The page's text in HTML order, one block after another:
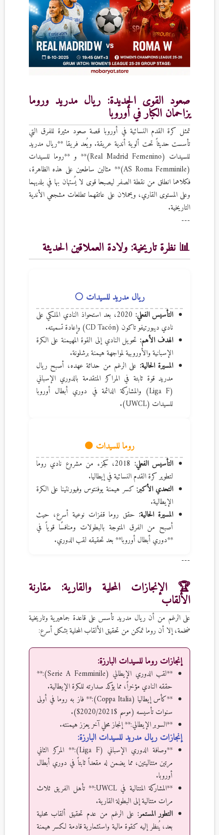
صعود القوى الجديدة: ريال مدريد وروما
يزاحمان الكبار في أوروبا
تمثل كرة القدم النسائية في أوروبا قصة صعود مثيرة للفرق التي
تأسست حديثاً تحت ألوية أندية عريقة. ويُعد فريقا **ريال مدريد
للسيدات (Real Madrid Femenino)** و **روما للسيدات
(AS Roma Femminile)** مثالين ساطعين على هذه الظاهرة،
فكلاهما انطلق من نقطة الصفر ليصبحا قوى لا يُستهان بها في بلديهما
وعلى المستوى القاري، ويحملان على عاتقهما تطلعات مشجعي الأندية
التاريخية.
---
📊 نظرة تاريخية: ولادة العملاقين الحديثة
ريال مدريد للسيدات ⚪
التأسيس الفعلي:
2020، بعد استحواذ النادي الملكي على
نادي ديبورتيفو تاكون (CD Tacón) وإعادة تسميته.
الهدف الأهم: تحويل النادي إلى القوة المهيمنة على الكرة
الإسبانية والأوروبية لمواجهة هيمنة برشلونة.
المسيرة الحالية: على الرغم من حداثة عهده، أصبح ريال
مدريد قوة ثابتة في المراكز المتقدمة بالدوري الإسباني
(Liga F) والمشاركة الدائمة في دوري أبطال أوروبا
للسيدات (UWCL).
روما للسيدات 🟠
التأسيس الفعلي:
2018، كجزء من مشروع نادي روما
لتطوير كرة القدم النسائية في إيطاليا.
التحدي الأكبر:كسر هيمنة يوفنتوس وفيورنتينا على الكرة
الإيطالية.
المسيرة الحالية:حقق روما قفزات نوعية أسرع، حيث
أصبح من الفرق المتوجة بالبطولات ومنافسًا قوياً في
**دوري أبطال أوروبا** بعد تحقيقه لقب الدوري.
---
🏆 الإنجازات المحلية والقارية: مقارنة
الألقاب
على الرغم من أن ريال مدريد تأسس على قاعدة جماهيرية وتاريخية
ضخمة، إلا أن روما تمكن من تحقيق الألقاب المحلية بشكل أسرع:
إنجازات روما للسيدات البارزة:
**لقب الدوري الإيطالي (Serie A Femminile):**
حققه النادي مؤخراً، مما يؤكد صدارته للكرة الإيطالية.
**كأس إيطاليا (Coppa Italia):** فاز به روما في أولى
سنوات تأسيسه (موسم $2020/2021$).
**السوبر الإيطالي:** إنجاز محلي آخر يعزز هيمنته.
إنجازات ريال مدريد للسيدات البارزة:
**وصافة الدوري الإسباني (Liga F):** المركز الثاني
مرتين متتاليتين، مما يضمن له مقعداً ثابتاً في دوري أبطال
أوروبا.
**المشاركة المتتالية في UWCL:** تأهل الفريق ثلاث
مرات متتالية إلى البطولة القارية.
التطور المستمر: على الرغم من عدم تحقيق ألقاب محلية
بعد، يُنظر إليه كقوة مالية واستثمارية قادمة لكسر هيمنة